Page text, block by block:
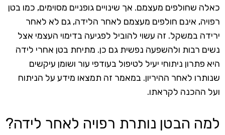
כאלה שחולפים מעצמם. אך שינויים גופניים מסוימים, כמו בטן
רפויה, אינם חולפים מעצמם לאחר הלידה, גם לא לאחר
ירידה במשקל. זה עשוי להוביל לפגיעה בדימוי העצמי אצל
נשים רבות ולהשפעה נפשית גם כן. מתיחת בטן אחרי לידה
היא פתרון ניתוחי יעיל לטיפול בעודפי עור ושומן עיקשים
שנותרו לאחר ההיריון. במאמר זה תמצאו מידע על הניתוח
ועל ההכנה לקראתו.
למה הבטן נותרת רפויה לאחר לידה?